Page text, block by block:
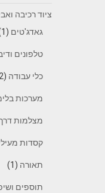
ציוד רכיבה
גאדג'טים (1)
טלפונים
כלי עבודה (2)
מערכות
מצלמות
קסדות
תאורה (1)
תוספים